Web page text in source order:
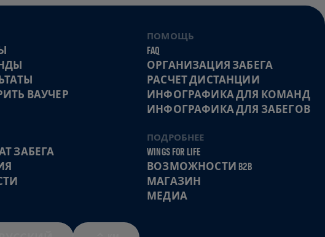
ВАУЧЕР
ПОМОЩЬ
FAQ
ОРГАНИЗАЦИЯ ЗАБЕГА
РАСЧЕТ ДИСТАНЦИИ
ИНФОГРАФИКА ДЛЯ КОМАНД
ИНФОГРАФИКА ДЛЯ ЗАБЕГОВ
ЗАБЕГА
ПОДРОБНЕЕ
WINGS FOR LIFE
ВОЗМОЖНОСТИ B2B
МАГАЗИН
МЕДИА